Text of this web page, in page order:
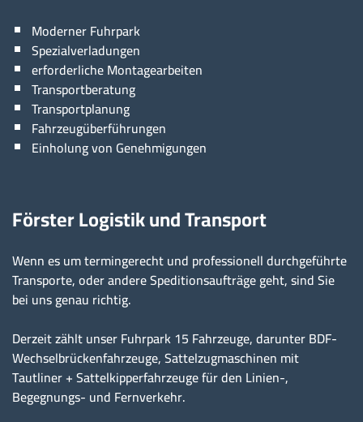
Moderner Fuhrpark
Spezialverladungen
erforderliche Montagearbeiten
Transportberatung
Transportplanung
Fahrzeugüberführungen
Einholung von Genehmigungen
Förster Logistik und Transport
Wenn es um termingerecht und professionell durchgeführte
Transporte, oder andere Speditionsaufträge geht, sind Sie
bei uns genau richtig.
Derzeit zählt unser Fuhrpark 15 Fahrzeuge, darunter BDF-
Wechselbrückenfahrzeuge, Sattelzugmaschinen mit
Tautliner + Sattelkipperfahrzeuge für den Linien-,
Begegnungs- und Fernverkehr.